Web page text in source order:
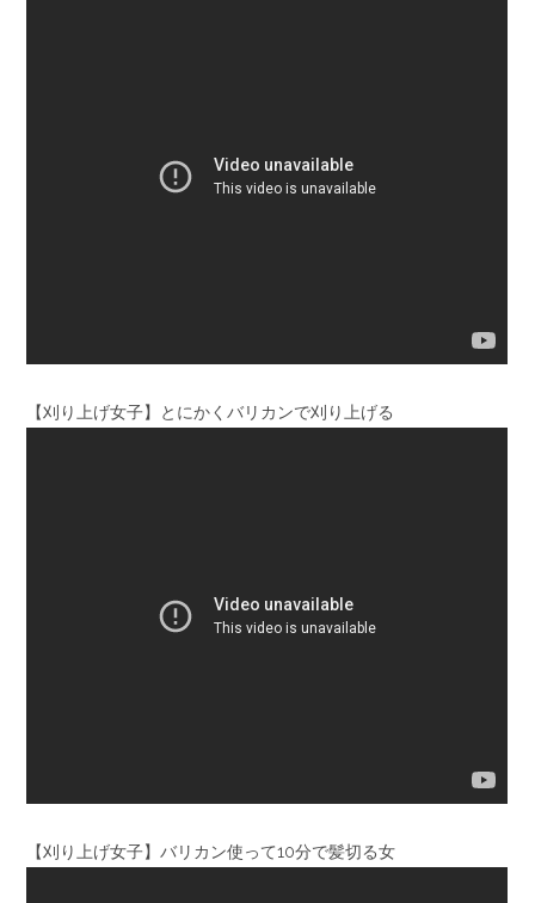
【刈り上げ女子】とにかくバリカンで刈り上げる
【刈り上げ女子】バリカン使って10分で髪切る女